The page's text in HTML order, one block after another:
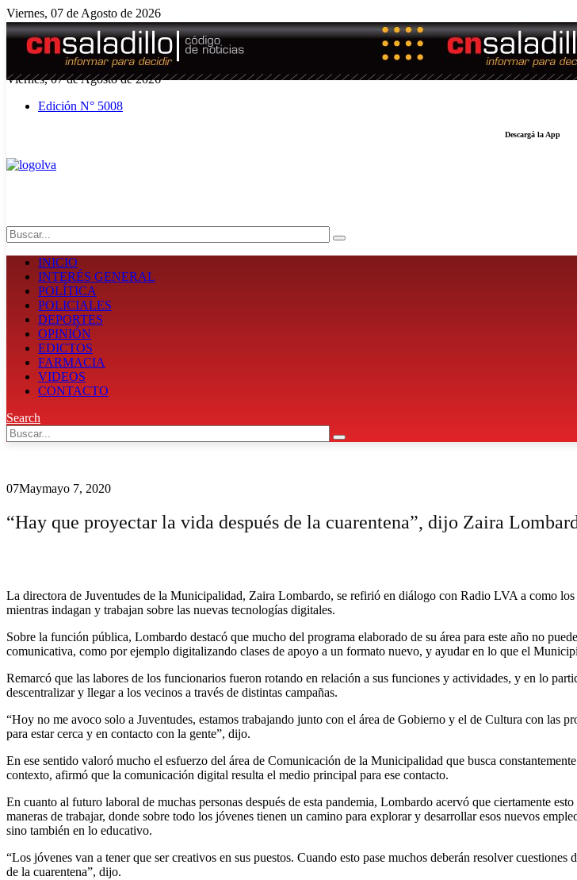
Viernes, 07 de Agosto de 2026
El tiempo - Tutiempo.net
Viernes, 07 de Agosto de 2026
Edición N° 5008
Descargá la App
INICIO
INTERÉS GENERAL
POLÍTICA
POLICIALES
DEPORTES
OPINIÓN
EDICTOS
FARMACIA
VIDEOS
CONTACTO
Search
07Maymayo 7, 2020
“Hay que proyectar la vida después de la cuarentena”, dijo Zaira
La directora de Juventudes de la Municipalidad, Zaira Lombardo, se refirió en diálogo con Radio LVA a como
mientras indagan y trabajan sobre las nuevas tecnologías digitales.
Sobre la función pública, Lombardo destacó que mucho del programa elaborado de su área para este año no
comunicativa, como por ejemplo digitalizando clases de apoyo a un formato nuevo, y ayudar en lo que el
Remarcó que las labores de los funcionarios fueron rotando en relación a sus funciones y actividades, y en lo
descentralizar y llegar a los vecinos a través de distintas campañas.
“Hoy no me avoco solo a Juventudes, estamos trabajando junto con el área de Gobierno y el de Cultura con las
para estar cerca y en contacto con la gente”, dijo.
En ese sentido valoró mucho el esfuerzo del área de Comunicación de la Municipalidad que busca
contexto, afirmó que la comunicación digital resulta el medio principal para ese contacto.
En cuanto al futuro laboral de muchas personas después de esta pandemia, Lombardo acervó que ciertamente
maneras de trabajar, donde sobre todo los jóvenes tienen un camino para explorar y desarrollar esos nuevos
sino también en lo educativo.
“Los jóvenes van a tener que ser creativos en sus puestos. Cuando esto pase muchos deberán resolver
de la cuarentena”, dijo.